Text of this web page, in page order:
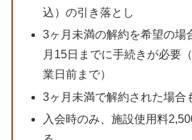
込）の引き落とし
3ヶ月未満の解約を希望の場
月15日までに手続きが必要
業日前まで）
3ヶ月未満で解約された場合
入会時のみ、施設使用料